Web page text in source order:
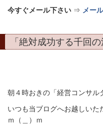
今すぐメール下さい ⇒ メー
「絶対成功する千回の
朝４時おきの「経営コンサル
いつも当ブログへお越しいた
ｍ（＿）ｍ